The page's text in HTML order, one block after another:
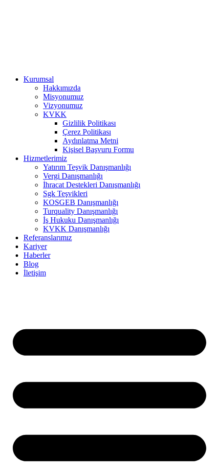
Kurumsal
Hakkımızda
Misyonumuz
Vizyonumuz
KVKK
Gizlilik Politikası
Çerez Politikası
Aydınlatma Metni
Kişisel Başvuru Formu
Hizmetlerimiz
Yatırım Teşvik Danışmanlığı
Vergi Danışmanlığı
İhracat Destekleri Danışmanlığı
Sgk Teşvikleri
KOSGEB Danışmanlığı
Turquality Danışmanlığı
İş Hukuku Danışmanlığı
KVKK Danışmanlığı
Referanslarımız
Kariyer
Haberler
Blog
İletişim